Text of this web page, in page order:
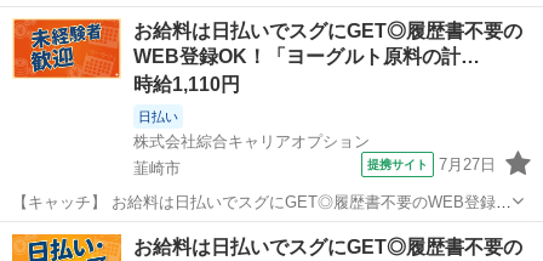
OK！「レーズンの選別検査」高時給1230円！塩崎周辺！20代～40代
のスタッフが多数活躍中★ 【コメント】 弊社なら事前の職場見学が多
数！お仕事安心スター...
山梨 韮崎市 仕分け
お給料は日払いでスグにGET◎履歴書不要の
WEB登録OK！「ヨーグルト原料の計…
時給1,110円
日払い
株式会社綜合キャリアオプション
韮崎市
提携サイト 7月27日
【キャッチ】 お給料は日払いでスグにGET◎履歴書不要のWEB登録
OK！「ヨーグルト原料の計量/洗浄」高時給1110円！韮崎周辺！20代
～40代のスタッフが多数活躍中★ 【コメント】 弊社なら事前の職場見
山梨 韮崎市 工場
お給料は日払いでスグにGET◎履歴書不要の